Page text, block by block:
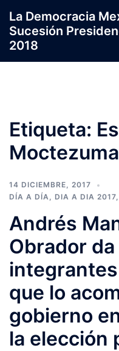
contenido
La Democracia
Sucesión
2018
Etiqueta:
Moctezuma
14 DICIEMBRE, 2017
DÍA A DÍA, DIA A DIA 2017,
Andrés
Obrador
que lo
gobierno
la elección